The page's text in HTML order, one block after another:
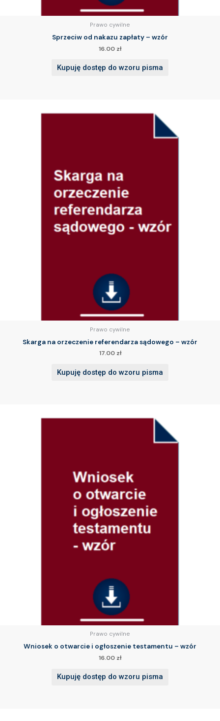
Prawo cywilne
Sprzeciw od nakazu zapłaty – wzór
16.00 zł
Kupuję dostęp do wzoru pisma
Prawo cywilne
Skarga na orzeczenie referendarza sądowego – wzór
17.00 zł
Kupuję dostęp do wzoru pisma
Prawo cywilne
Wniosek o otwarcie i ogłoszenie testamentu – wzór
16.00 zł
Kupuję dostęp do wzoru pisma